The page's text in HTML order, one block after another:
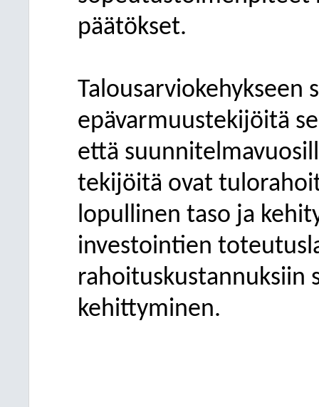
päätökset.
Talousarviokehykseen
epävarmuustekijöitä
että
tekijöitä ovat
lopullinen taso ja
investointien
rahoituskustannuksiin
kehittyminen.